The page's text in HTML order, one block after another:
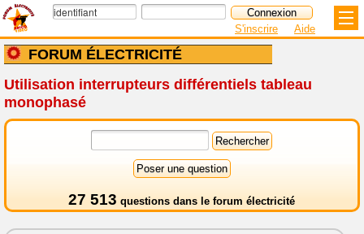
FORUM ÉLECTRICITÉ
S'inscrire Aide
Utilisation interrupteurs différentiels tableau
monophasé
27 513 questions dans le forum électricité